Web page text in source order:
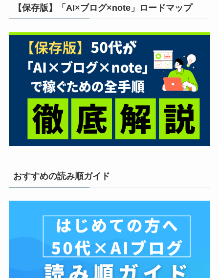
【保存版】「AI×ブログ×note」ロードマップ
おすすめの読み順ガイド